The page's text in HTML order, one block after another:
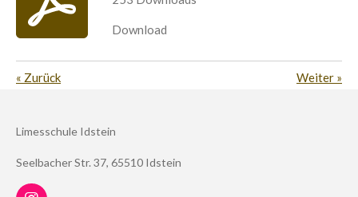
Download
« Zurück Weiter »
Limesschule Idstein
Seelbacher Str. 37, 65510 Idstein